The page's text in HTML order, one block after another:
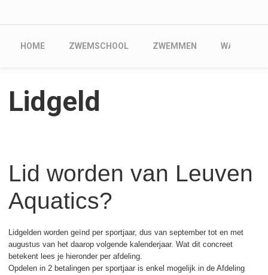
Main navigation
HOME ZWEMSCHOOL ZWEMMEN
Lidgeld
Lid worden van Leuven
Aquatics?
Lidgelden worden geïnd per sportjaar, dus van september tot en met
augustus van het daarop volgende kalenderjaar. Wat dit concreet
betekent lees je hieronder per afdeling.
Opdelen in 2 betalingen per sportjaar is enkel mogelijk in de Afdeling